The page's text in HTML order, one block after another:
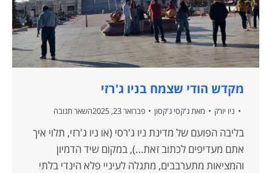
מקדש הודי שצמח בניו ג'רזי
ניו יורק מאת ג'קסי ג'קסון פברואר 23, 2025 השאר תגובה
בליבה הפועם של מדינת ניו ג'רסי (או ניו ג'רזי, תלוי איך
אתם מעדיפים לכתוב זאת…), במקום שיד הדמיון
והמציאות מתערבבים, מתגלה לעיניי פלא הינדי בלתי